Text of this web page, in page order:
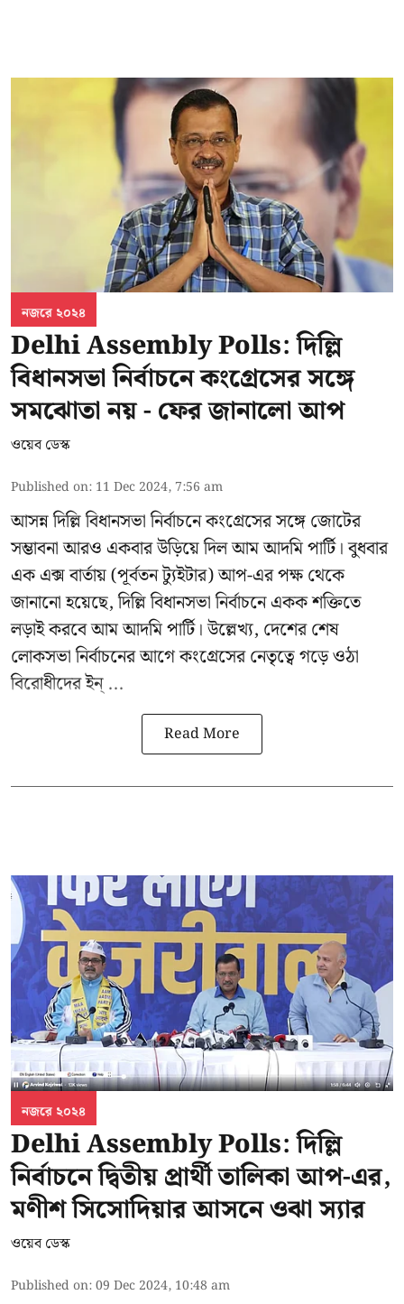
নজরে ২০২৪
Delhi Assembly Polls: দিল্লি
বিধানসভা নির্বাচনে কংগ্রেসের সঙ্গে
সমঝোতা নয় - ফের জানালো আপ
ওয়েব ডেস্ক
Published on: 11 Dec 2024, 7:56 am
আসন্নদিল্লি বিধানসভা নির্বাচনেকংগ্রেসের সঙ্গে জোটের
সম্ভাবনা আরও একবার উড়িয়ে দিল আম আদমি পার্টি। বুধবার
এক এক্স বার্তায় (পূর্বতন ট্যুইটার) আপ-এর পক্ষ থেকে
জানানো হয়েছে, দিল্লি বিধানসভা নির্বাচনে একক শক্তিতে
লড়াই করবে আম আদমি পার্টি। উল্লেখ্য, দেশের শেষ
লোকসভা নির্বাচনের আগে কংগ্রেসের নেতৃত্বে গড়ে ওঠা
বিরোধীদের ইন্ ...
Read More
নজরে ২০২৪
Delhi Assembly Polls: দিল্লি
নির্বাচনে দ্বিতীয় প্রার্থী তালিকা আপ-এর,
মণীশ সিসোদিয়ার আসনে ওঝা স্যার
ওয়েব ডেস্ক
Published on:09 Dec 2024, 10:48 am